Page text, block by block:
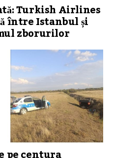
Turkish Airlines
între Istanbul și
zborurilor